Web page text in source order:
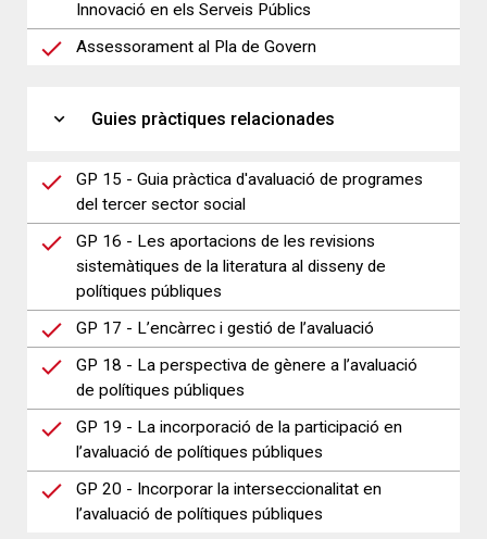
Innovació en els Serveis Públics
Assessorament al Pla de Govern
expand_more Guies pràctiques relacionades
GP 15 - Guia pràctica d'avaluació de programes
del tercer sector social
GP 16 - Les aportacions de les revisions
sistemàtiques de la literatura al disseny de
polítiques públiques
GP 17 - L’encàrrec i gestió de l’avaluació
GP 18 - La perspectiva de gènere a l’avaluació
de polítiques públiques
GP 19 - La incorporació de la participació en
l’avaluació de polítiques públiques
GP 20 - Incorporar la interseccionalitat en
l’avaluació de polítiques públiques